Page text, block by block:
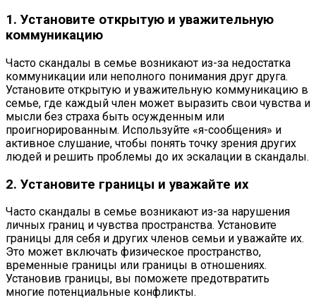
1. Установите открытую и уважительную
коммуникацию
Часто скандалы в семье возникают из-за недостатка
коммуникации или неполного понимания друг друга.
Установите открытую и уважительную коммуникацию в
семье, где каждый член может выразить свои чувства и
мысли без страха быть осужденным или
проигнорированным. Используйте «я-сообщения» и
активное слушание, чтобы понять точку зрения других
людей и решить проблемы до их эскалации в скандалы.
2. Установите границы и уважайте их
Часто скандалы в семье возникают из-за нарушения
личных границ и чувства пространства. Установите
границы для себя и других членов семьи и уважайте их.
Это может включать физическое пространство,
временные границы или границы в отношениях.
Установив границы, вы поможете предотвратить
многие потенциальные конфликты.